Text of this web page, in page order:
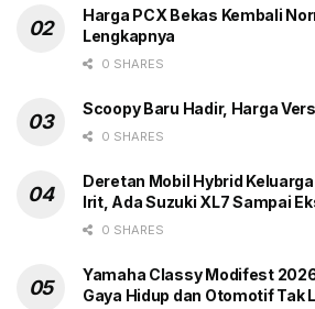
Sebagai identitas tersendiri,
grill pada wajah depan. Garis tegas
mempertahankan kesan maskulin
rangka ladder frame chassis yang
tersebut diakui lebih mumpuni dan
hobi offroad untuk menaklukan
Jawaban kedua mengapa Jimny
yang mudah dan kapasitas bagasi
Harga PCX Bekas Kembali
Lengkapnya
0 SHARES
Scoopy Baru Hadir, Harga
0 SHARES
Deretan Mobil Hybrid
Irit, Ada Suzuki XL7 Sampai
0 SHARES
Yamaha Classy Modifest
Gaya Hidup dan Otomotif Tak